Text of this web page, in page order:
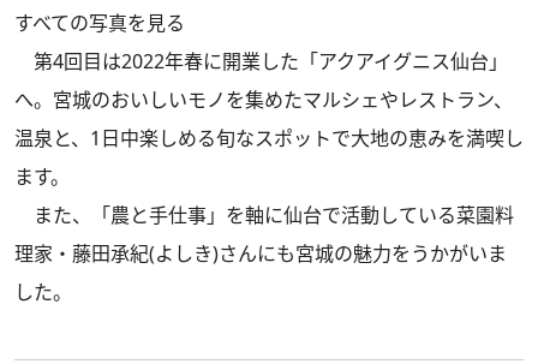
すべての写真を見る
第4回目は2022年春に開業した「アクアイグニス仙台」
へ。宮城のおいしいモノを集めたマルシェやレストラン、
温泉と、1日中楽しめる旬なスポットで大地の恵みを満喫し
ます。
また、「農と手仕事」を軸に仙台で活動している菜園料
理家・藤田承紀(よしき)さんにも宮城の魅力をうかがいま
した。